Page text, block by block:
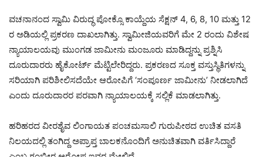
ವಚನಾನಂದ ಸ್ವಾಮಿ ವಿರುದ್ಧ ಪೋಕ್ಸೊ ಕಾಯ್ದೆಯ ಸೆಕ್ಷನ್ 4, 6, 8, 10 ಮತ್ತು 12
ರ ಅಡಿಯಲ್ಲಿ ಪ್ರಕರಣ ದಾಖಲಾಗಿತ್ತು. ಸ್ವಾಮೀಜಿಯವರಿಗೆ ಮೇ 2 ರಂದು ವಿಶೇಷ
ನ್ಯಾಯಾಲಯವು ಮುಂಗಡ ಜಾಮೀನು ಮಂಜೂರು ಮಾಡಿದ್ದನ್ನು ಪ್ರಶ್ನಿಸಿ
ದೂರುದಾರರು ಹೈಕೋರ್ಟ್ ಮೆಟ್ಟಿಲೇರಿದ್ದರು. ಪ್ರಕರಣದ ಸೂಕ್ತ ವಸ್ತುಸ್ಥಿತಿಗಳನ್ನು
ಸರಿಯಾಗಿ ಪರಿಶೀಲಿಸದೆಯೇ ಆರೋಪಿಗೆ ‘ಸಂಪೂರ್ಣ ಜಾಮೀನು’ ನೀಡಲಾಗಿದೆ
ಎಂದು ದೂರುದಾರರ ಪರವಾಗಿ ನ್ಯಾಯಾಲಯಕ್ಕೆ ಸಲ್ಲಿಕೆ ಮಾಡಲಾಗಿತ್ತು.
ಹರಿಹರದ ವೀರಶೈವ ಲಿಂಗಾಯತ ಪಂಚಮಸಾಲಿ ಗುರುಪೀಠದ ಉಚಿತ ವಸತಿ
ನಿಲಯದಲ್ಲಿ ತಂಗಿದ್ದ ಅಪ್ರಾಪ್ತ ಬಾಲಕನೊಂದಿಗೆ ಅನುಚಿತವಾಗಿ ವರ್ತಿಸಿದ್ದಾರೆ